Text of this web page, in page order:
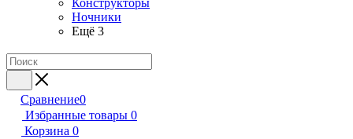
Конструкторы
Ночники
Ещё 3
Сравнение0
Избранные товары 0
Корзина 0